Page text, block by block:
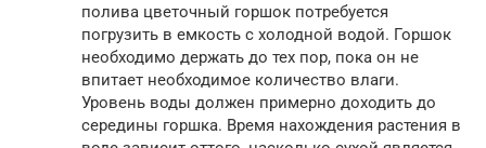
полива цветочный горшок потребуется
погрузить в емкость с холодной водой. Горшок
необходимо держать до тех пор, пока он не
впитает необходимое количество влаги.
Уровень воды должен примерно доходить до
середины горшка. Время нахождения растения в